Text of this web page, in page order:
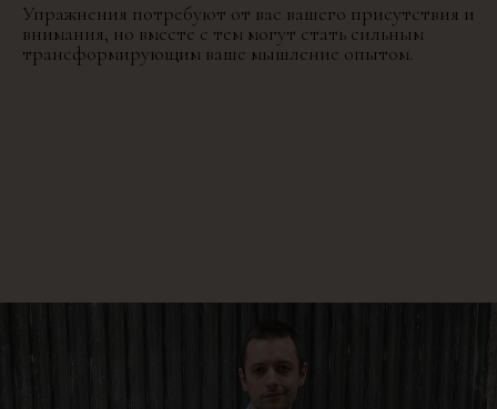
Упражнения потребуют от вас вашего присутствия и
внимания, но вместе с тем могут стать сильным
трансформирующим ваше мышление опытом.